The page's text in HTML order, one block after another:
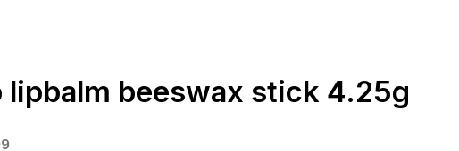
lipbalm beeswax stick 4.25g